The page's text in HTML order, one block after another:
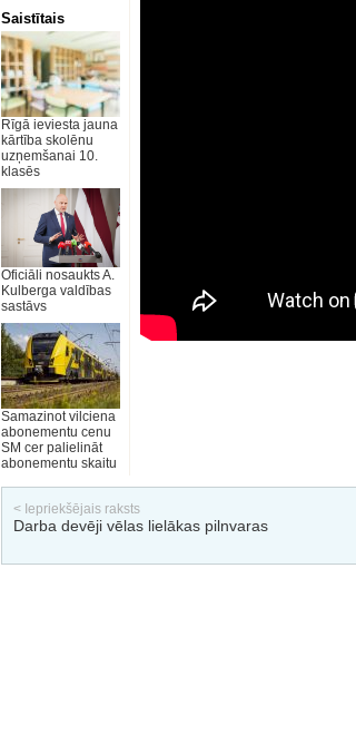
Saistītais
Rīgā ieviesta jauna
kārtība skolēnu
uzņemšanai 10.
klasēs
Oficiāli nosaukts A.
Kulberga valdības
sastāvs
Samazinot vilciena
abonementu cenu
SM cer palielināt
abonementu skaitu
< Iepriekšējais raksts
Darba devēji vēlas lielākas pilnvaras